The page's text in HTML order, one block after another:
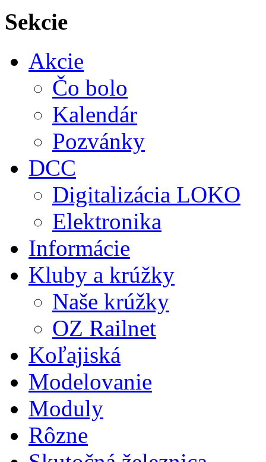
Sekcie
Akcie
Čo bolo
Kalendár
Pozvánky
DCC
Digitalizácia LOKO
Elektronika
Informácie
Kluby a krúžky
Naše krúžky
OZ Railnet
Koľajiská
Modelovanie
Moduly
Rôzne